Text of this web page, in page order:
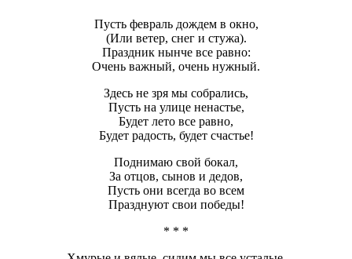
Пусть февраль дождем в окно,
(Или ветер, снег и стужа).
Праздник нынче все равно:
Очень важный, очень нужный.
Здесь не зря мы собрались,
Пусть на улице ненастье,
Будет лето все равно,
Будет радость, будет счастье!
Поднимаю свой бокал,
За отцов, сынов и дедов,
Пусть они всегда во всем
Празднуют свои победы!
* * *